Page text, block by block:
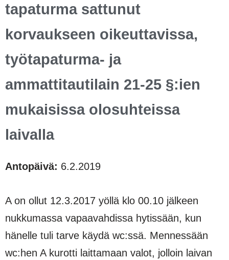
tapaturma sattunut
korvaukseen oikeuttavissa,
työtapaturma- ja
ammattitautilain 21-25 §:ien
mukaisissa olosuhteissa
laivalla
Antopäivä: 6.2.2019
A on ollut 12.3.2017 yöllä klo 00.10 jälkeen
nukkumassa vapaavahdissa hytissään, kun
hänelle tuli tarve käydä wc:ssä. Mennessään
wc:hen A kurotti laittamaan valot, jolloin laivan